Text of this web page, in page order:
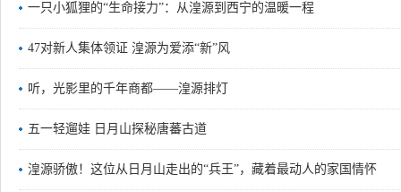
一只小狐狸的“生命接力”：从湟源到西宁的温暖一程
47对新人集体领证 湟源为爱添“新”风
听，光影里的千年商都——湟源排灯
五一轻遛娃 日月山探秘唐蕃古道
湟源骄傲！这位从日月山走出的“兵王”，藏着最动人的家国情怀